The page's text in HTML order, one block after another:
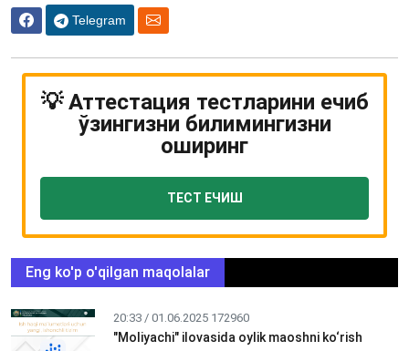
Telegram
💡 Аттестация тестларини ечиб
ўзингизни билимингизни
оширинг
ТЕСТ ЕЧИШ
Eng ko'p o'qilgan maqolalar
20:33 / 01.06.2025 172960
"Moliyachi" ilovasida oylik maoshni ko‘rish